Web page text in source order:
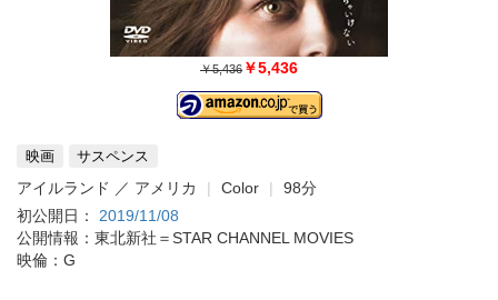
￥5,436 ￥5,436
映画 サスペンス
アイルランド ／ アメリカ Color
98分
初公開日： 2019/11/08
公開情報：東北新社＝STAR CHANNEL MOVIES
映倫：G